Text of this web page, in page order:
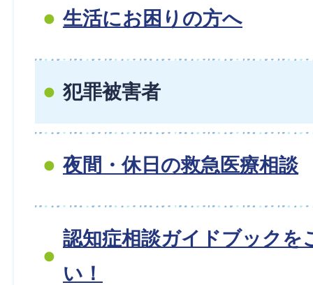
生活にお困りの方へ
犯罪被害者
夜間・休日の救急医療相談
認知症相談ガイドブックを
い！